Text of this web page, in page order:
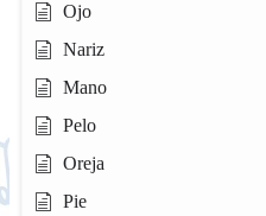
Ojo
Nariz
Mano
Pelo
Oreja
Pie